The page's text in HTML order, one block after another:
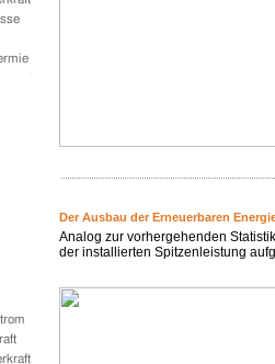
Der Ausbau der Erneuerbaren
Analog zur vorhergehenden
der installierten Spitzenleistung